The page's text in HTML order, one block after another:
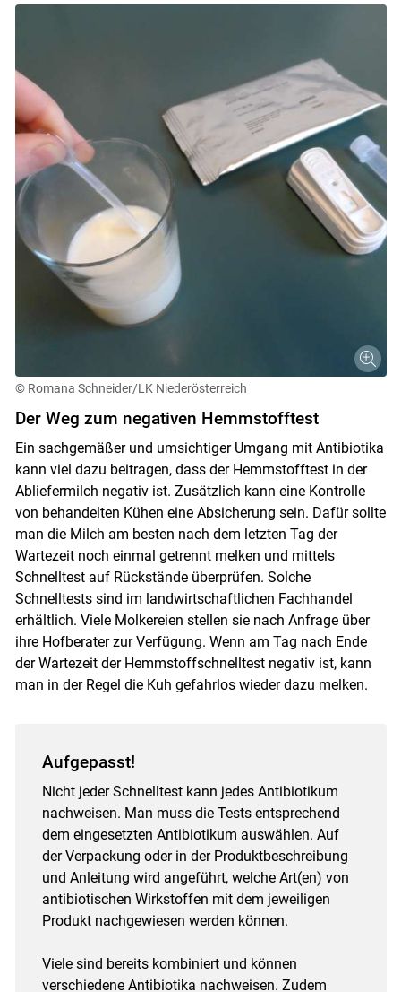
© Romana Schneider/LK Niederösterreich
Der Weg zum negativen Hemmstofftest
Ein sachgemäßer und umsichtiger Umgang mit Antibiotika
kann viel dazu beitragen, dass der Hemmstofftest in der
Abliefermilch negativ ist. Zusätzlich kann eine Kontrolle
von behandelten Kühen eine Absicherung sein. Dafür sollte
man die Milch am besten nach dem letzten Tag der
Wartezeit noch einmal getrennt melken und mittels
Schnelltest auf Rückstände überprüfen. Solche
Schnelltests sind im landwirtschaftlichen Fachhandel
erhältlich. Viele Molkereien stellen sie nach Anfrage über
ihre Hofberater zur Verfügung. Wenn am Tag nach Ende
der Wartezeit der Hemmstoffschnelltest negativ ist, kann
man in der Regel die Kuh gefahrlos wieder dazu melken.
Aufgepasst!
Nicht jeder Schnelltest kann jedes Antibiotikum
nachweisen. Man muss die Tests entsprechend
dem eingesetzten Antibiotikum auswählen. Auf
der Verpackung oder in der Produktbeschreibung
und Anleitung wird angeführt, welche Art(en) von
antibiotischen Wirkstoffen mit dem jeweiligen
Produkt nachgewiesen werden können.
Viele sind bereits kombiniert und können
verschiedene Antibiotika nachweisen. Zudem